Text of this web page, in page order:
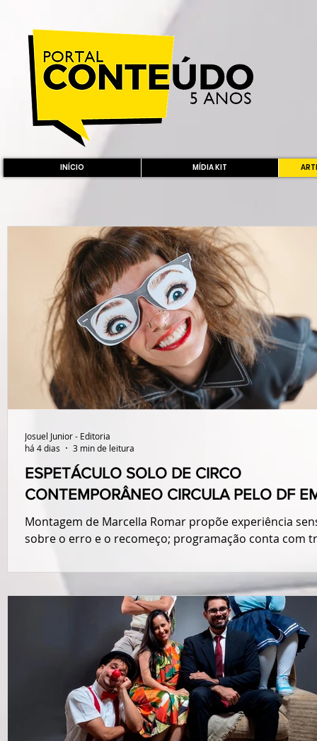
INÍCIO MÍDIA KIT
ESPETÁCULO SOLO DE CIRCO
CONTEMPORÂNEO CIRCULA PELO DF
AGOSTO
Montagem de Marcella Romar propõe experiência
sobre o erro e o recomeço; programação conta com
Josuel Junior - Editoria
há 4 dias
3 min de leitura